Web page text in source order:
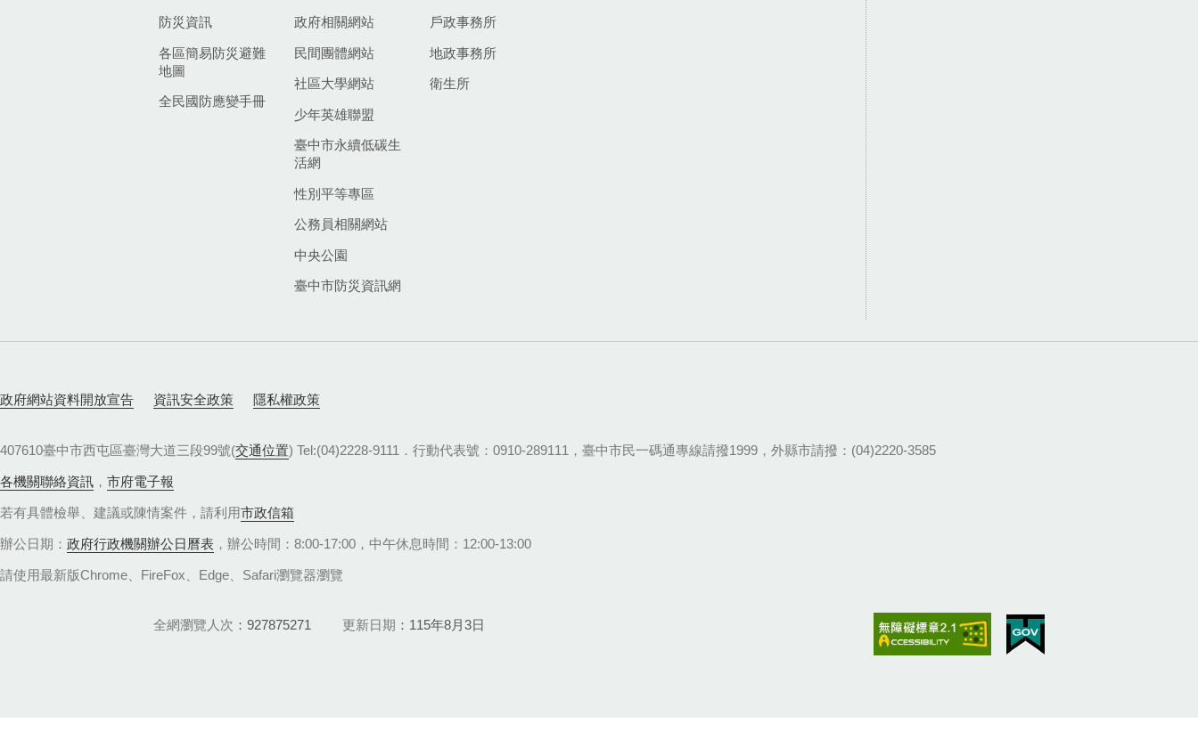
防災資訊
各區簡易防災避難
地圖
全民國防應變手冊
政府相關網站
民間團體網站
社區大學網站
少年英雄聯盟
臺中市永續低碳生
活網
性別平等專區
公務員相關網站
中央公園
臺中市防災資訊網
戶政事務所
地政事務所
衛生所
政府網站資料開放宣告 資訊安全政策 隱私權政策
407610臺中市西屯區臺灣大道三段99號(交通位置) Tel:(04)2228-9111．行動代表號：0910-289111，臺中市民一碼通專線請撥1999，外縣市請撥：(04)2220-3585
各機關聯絡資訊 ， 市府電子報
若有具體檢舉、建議或陳情案件，請利用市政信箱
辦公日期： 政府行政機關辦公日曆表 ，辦公時間：8:00-17:00，中午休息時間：12:00-13:00
請使用最新版Chrome、FireFox、Edge、Safari瀏覽器瀏覽
全網瀏覽人次 927875271 更新日期 115年8月3日